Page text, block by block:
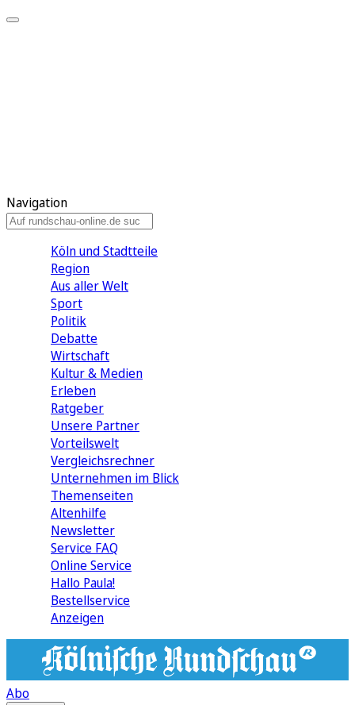
Navigation
Köln und Stadtteile
Region
Aus aller Welt
Sport
Politik
Debatte
Wirtschaft
Kultur & Medien
Erleben
Ratgeber
Unsere Partner
Vorteilswelt
Vergleichsrechner
Unternehmen im Blick
Themenseiten
Altenhilfe
Newsletter
Service FAQ
Online Service
Hallo Paula!
Bestellservice
Anzeigen
Abo